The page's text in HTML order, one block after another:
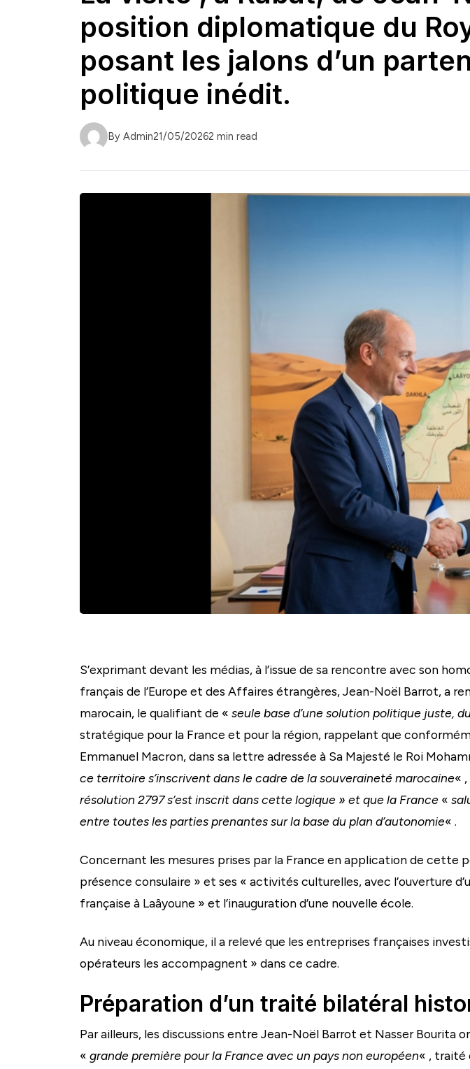
position diplomatique du
posant les jalons d’un
politique inédit.
By Admin21/05/20262 min read
S’exprimant devant les médias, à l’issue de sa rencontre avec son
français de l’Europe et des Affaires étrangères, Jean-Noël Barrot, a
marocain, le qualifiant de « seule base d’une solution politique juste,
stratégique pour la France et pour la région, rappelant que
Emmanuel Macron, dans sa lettre adressée à Sa Majesté le Roi
ce territoire s’inscrivent dans le cadre de la souveraineté marocaine«
résolution 2797 s’est inscrit dans cette logique » et que la France «
entre toutes les parties prenantes sur la base du plan d’autonomie« .
Concernant les mesures prises par la France en application de cette
présence consulaire » et ses « activités culturelles, avec l’ouverture
française à Laâyoune » et l’inauguration d’une nouvelle école.
Au niveau économique, il a relevé que les entreprises françaises
opérateurs les accompagnent » dans ce cadre.
Préparation d’un traité bilatéral
Par ailleurs, les discussions entre Jean-Noël Barrot et Nasser Bourita
« grande première pour la France avec un pays non européen« , traité